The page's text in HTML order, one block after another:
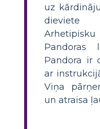
uz
Pandoras
Pandora ir
ar
Viņa
un atraisa